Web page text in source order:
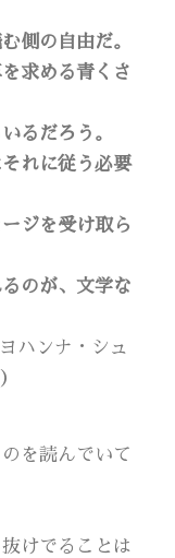
側の自由だ。
求める青くさ
るだろう。
れに従う必要
ジを受け取ら
のが、文学な
ハンナ・シュ
を読んでいて
けでることは